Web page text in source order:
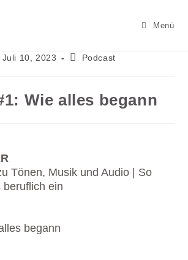
Menü
Juli 10, 2023 Podcast
Wie alles begann
Tönen, Musik und Audio | So
beruflich ein
begann